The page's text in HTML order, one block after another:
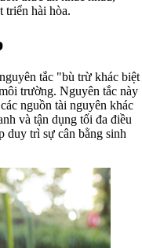
triển hài hòa.
tắc "bù trừ khác biệt
trường. Nguyên tắc này
nguồn tài nguyên khác
và tận dụng tối đa điều
duy trì sự cân bằng sinh